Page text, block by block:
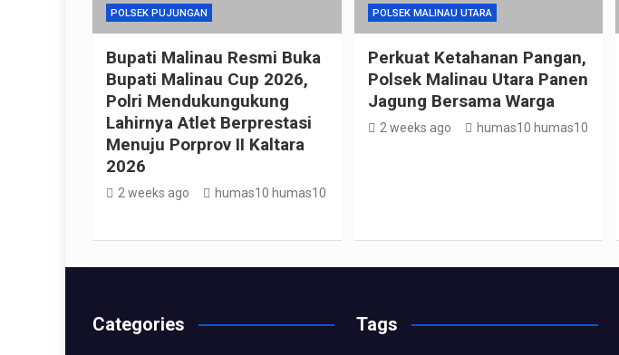
POLSEK PUJUNGAN
Bupati Malinau Resmi Buka
Bupati Malinau Cup 2026,
Polri Mendukungukung
Lahirnya Atlet Berprestasi
Menuju Porprov II Kaltara
2026
2 weeks ago humas10 humas10
POLSEK MALINAU UTARA
Perkuat Ketahanan Pangan,
Polsek Malinau Utara Panen
Jagung Bersama Warga
2 weeks ago humas10 humas10
Categories Tags